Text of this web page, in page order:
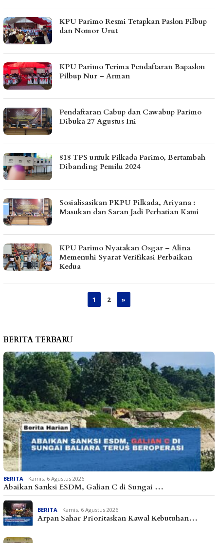
KPU Parimo Resmi Tetapkan Paslon Pilbup
dan Nomor Urut
KPU Parimo Terima Pendaftaran Bapaslon
Pilbup Nur – Arman
Pendaftaran Cabup dan Cawabup Parimo
Dibuka 27 Agustus Ini
818 TPS untuk Pilkada Parimo, Bertambah
Dibanding Pemilu 2024
Sosialisasikan PKPU Pilkada, Ariyana :
Masukan dan Saran Jadi Perhatian Kami
KPU Parimo Nyatakan Osgar – Alina
Memenuhi Syarat Verifikasi Perbaikan
Kedua
1 2 »
BERITA TERBARU
BERITA Kamis, 6 Agustus 2026
Abaikan Sanksi ESDM, Galian C di Sungai …
BERITA Kamis, 6 Agustus 2026
Arpan Sahar Prioritaskan Kawal Kebutuhan…